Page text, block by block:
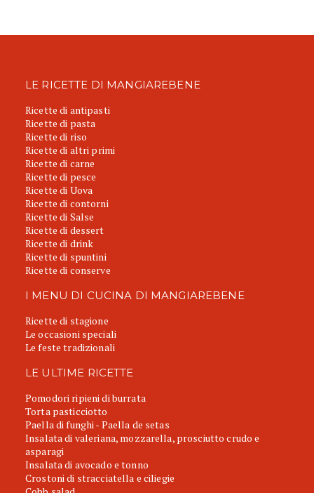
LE RICETTE DI MANGIAREBENE
Ricette di antipasti
Ricette di pasta
Ricette di riso
Ricette di altri primi
Ricette di carne
Ricette di pesce
Ricette di Uova
Ricette di contorni
Ricette di Salse
Ricette di dessert
Ricette di drink
Ricette di spuntini
Ricette di conserve
I MENU DI CUCINA DI MANGIAREBENE
Ricette di stagione
Le occasioni speciali
Le feste tradizionali
LE ULTIME RICETTE
Pomodori ripieni di burrata
Torta pasticciotto
Paella di funghi - Paella de setas
Insalata di valeriana, mozzarella, prosciutto crudo e
asparagi
Insalata di avocado e tonno
Crostoni di stracciatella e ciliegie